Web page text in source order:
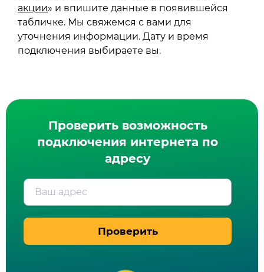
акции» и впишите данные в появившейся
табличке. Мы свяжемся с вами для
уточнения информации. Дату и время
подключения выбираете вы.
Проверить возможность
подключения интернета по
адресу
Ваш адрес
Проверить